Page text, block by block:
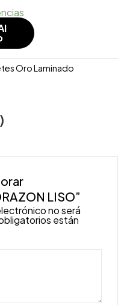
Oro Laminado
LISO”
no será
están